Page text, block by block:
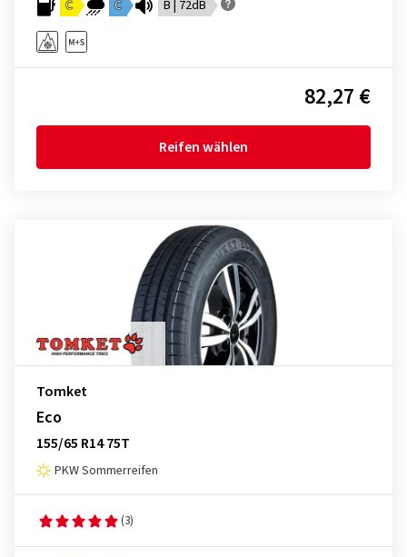
C C B | 72dB
82,27 €
Reifen wählen
Tomket
Eco
155/65 R14 75T
PKW Sommerreifen
(3)